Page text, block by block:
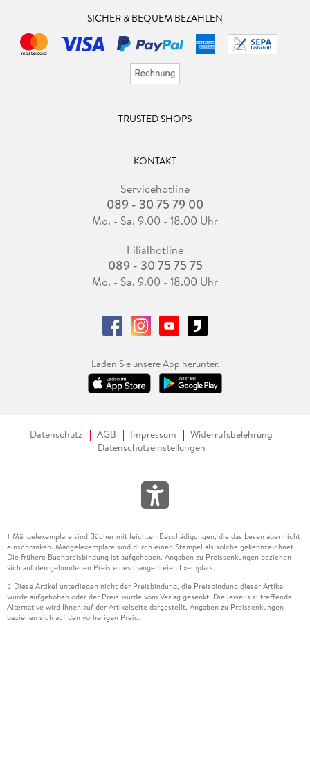
SICHER & BEQUEM BEZAHLEN
TRUSTED SHOPS
KONTAKT
Servicehotline
089 - 30 75 79 00
Mo. - Sa. 9.00 - 18.00 Uhr
Filialhotline
089 - 30 75 75 75
Mo. - Sa. 9.00 - 18.00 Uhr
Laden Sie unsere App herunter.
Datenschutz AGB Impressum
Widerrufsbelehrung
Datenschutzeinstellungen
1 Mängelexemplare sind Bücher mit leichten Beschädigungen, die das Lesen aber nicht
einschränken. Mängelexemplare sind durch einen Stempel als solche gekennzeichnet.
Die frühere Buchpreisbindung ist aufgehoben. Angaben zu Preissenkungen beziehen
sich auf den gebundenen Preis eines mangelfreien Exemplars.
2 Diese Artikel unterliegen nicht der Preisbindung, die Preisbindung dieser Artikel
wurde aufgehoben oder der Preis wurde vom Verlag gesenkt. Die jeweils zutreffende
Alternative wird Ihnen auf der Artikelseite dargestellt. Angaben zu Preissenkungen
beziehen sich auf den vorherigen Preis.